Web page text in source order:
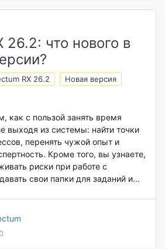
26.2: что нового в
RX 26.2
Новая версия
как с пользой занять время
выходя из системы: найти точки
перенять чужой опыт и
Кроме того, вы узнаете,
риски при работе с
свои папки для заданий и...
0